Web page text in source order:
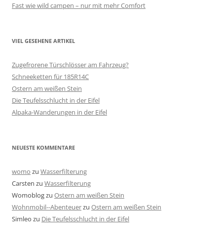
Fast wie wild campen – nur mit mehr Comfort
VIEL GESEHENE ARTIKEL
Zugefrorene Türschlösser am Fahrzeug?
Schneeketten für 185R14C
Ostern am weißen Stein
Die Teufelsschlucht in der Eifel
Alpaka-Wanderungen in der Eifel
NEUESTE KOMMENTARE
womo zu Wasserfilterung
Carsten zu Wasserfilterung
Womoblogzu Ostern am weißen Stein
Wohnmobil--Abenteuerzu Ostern am weißen Stein
Simleo zu Die Teufelsschlucht in der Eifel